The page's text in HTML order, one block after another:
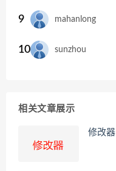
9 mahanlong
10 sunzhou
相关文章展示
修改器